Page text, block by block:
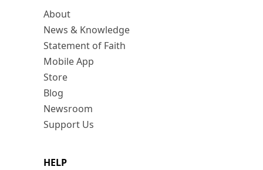
About
News & Knowledge
Statement of Faith
Mobile App
Store
Blog
Newsroom
Support Us
HELP